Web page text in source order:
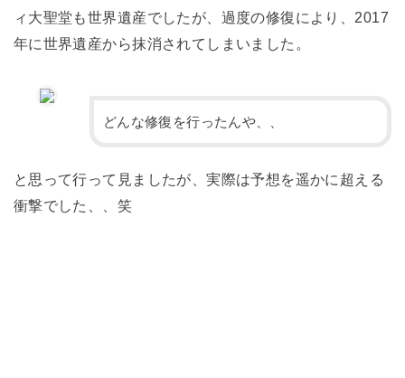
ィ大聖堂も世界遺産でしたが、過度の修復により、2017
年に世界遺産から抹消されてしまいました。
どんな修復を行ったんや、、
と思って行って見ましたが、実際は予想を遥かに超える
衝撃でした、、笑